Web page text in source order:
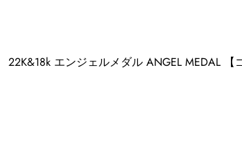
22K&18k エンジェルメダル ANGEL MEDAL